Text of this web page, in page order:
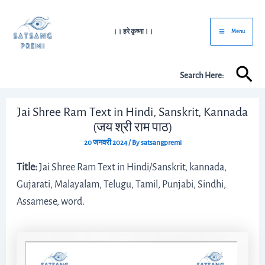
content
।। हरे कृष्णा।।
Main
Menu
Menu
Search Here:
Jai Shree Ram Text in Hindi, Sanskrit, Kannada
(जय श्री राम पाठ)
20 जनवरी 2024/ Bysatsangpremi
Title:Jai Shree Ram Text in Hindi/Sanskrit, kannada,
Gujarati, Malayalam, Telugu, Tamil, Punjabi, Sindhi,
Assamese, word.
navigation